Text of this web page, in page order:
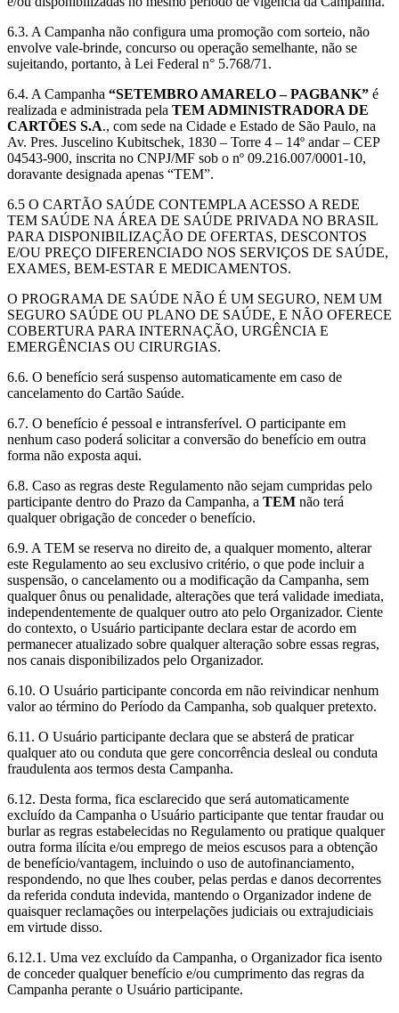
6.3. A Campanha não configura uma promoção com sorteio, não
envolve vale-brinde, concurso ou operação semelhante, não se
sujeitando, portanto, à Lei Federal n° 5.768/71.
6.4. A Campanha “SETEMBRO AMARELO – PAGBANK” é
realizada e administrada pela TEM ADMINISTRADORA DE
CARTÕES S.A., com sede na Cidade e Estado de São Paulo, na
Av. Pres. Juscelino Kubitschek, 1830 – Torre 4 – 14º andar – CEP
04543-900, inscrita no CNPJ/MF sob o nº 09.216.007/0001-10,
doravante designada apenas “TEM”.
6.5 O CARTÃO SAÚDE CONTEMPLA ACESSO A REDE
TEM SAÚDE NA ÁREA DE SAÚDE PRIVADA NO BRASIL
PARA DISPONIBILIZAÇÃO DE OFERTAS, DESCONTOS
E/OU PREÇO DIFERENCIADO NOS SERVIÇOS DE SAÚDE,
EXAMES, BEM-ESTAR E MEDICAMENTOS.
O PROGRAMA DE SAÚDE NÃO É UM SEGURO, NEM UM
SEGURO SAÚDE OU PLANO DE SAÚDE, E NÃO OFERECE
COBERTURA PARA INTERNAÇÃO, URGÊNCIA E
EMERGÊNCIAS OU CIRURGIAS.
6.6. O benefício será suspenso automaticamente em caso de
cancelamento do Cartão Saúde.
6.7. O benefício é pessoal e intransferível. O participante em
nenhum caso poderá solicitar a conversão do benefício em outra
forma não exposta aqui.
6.8. Caso as regras deste Regulamento não sejam cumpridas pelo
participante dentro do Prazo da Campanha, a TEM não terá
qualquer obrigação de conceder o benefício.
6.9. A TEM se reserva no direito de, a qualquer momento, alterar
este Regulamento ao seu exclusivo critério, o que pode incluir a
suspensão, o cancelamento ou a modificação da Campanha, sem
qualquer ônus ou penalidade, alterações que terá validade imediata,
independentemente de qualquer outro ato pelo Organizador. Ciente
do contexto, o Usuário participante declara estar de acordo em
permanecer atualizado sobre qualquer alteração sobre essas regras,
nos canais disponibilizados pelo Organizador.
6.10. O Usuário participante concorda em não reivindicar nenhum
valor ao término do Período da Campanha, sob qualquer pretexto.
6.11. O Usuário participante declara que se absterá de praticar
qualquer ato ou conduta que gere concorrência desleal ou conduta
fraudulenta aos termos desta Campanha.
6.12. Desta forma, fica esclarecido que será automaticamente
excluído da Campanha o Usuário participante que tentar fraudar ou
burlar as regras estabelecidas no Regulamento ou pratique qualquer
outra forma ilícita e/ou emprego de meios escusos para a obtenção
de benefício/vantagem, incluindo o uso de autofinanciamento,
respondendo, no que lhes couber, pelas perdas e danos decorrentes
da referida conduta indevida, mantendo o Organizador indene de
quaisquer reclamações ou interpelações judiciais ou extrajudiciais
em virtude disso.
6.12.1. Uma vez excluído da Campanha, o Organizador fica isento
de conceder qualquer benefício e/ou cumprimento das regras da
Campanha perante o Usuário participante.